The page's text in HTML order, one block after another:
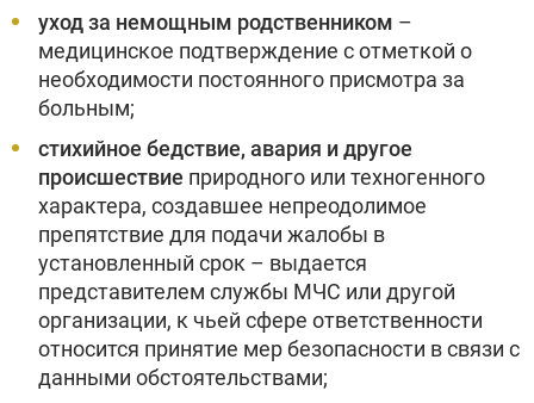
уход за немощным родственником –
медицинское подтверждение с отметкой о
необходимости постоянного присмотра за
больным;
стихийное бедствие, авария и другое
происшествие природного или техногенного
характера, создавшее непреодолимое
препятствие для подачи жалобы в
установленный срок – выдается
представителем службы МЧС или другой
организации, к чьей сфере ответственности
относится принятие мер безопасности в связи с
данными обстоятельствами;